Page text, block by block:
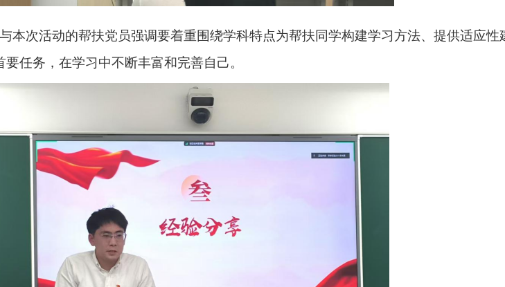
本次活动的帮扶党员强调要着重围绕学科特点为帮扶同学构建学习方法、提供适应性
任务，在学习中不断丰富和完善自己。